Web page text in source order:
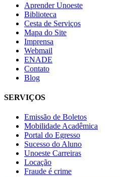
Aprender Unoeste
Biblioteca
Cesta de Serviços
Mapa do Site
Imprensa
Webmail
ENADE
Contato
Blog
SERVIÇOS
Emissão de Boletos
Mobilidade Acadêmica
Portal do Egresso
Sucesso do Aluno
Unoeste Carreiras
Locação
Fraude é crime